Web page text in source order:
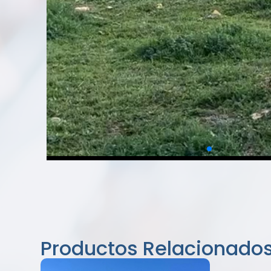
Productos